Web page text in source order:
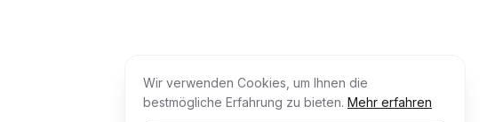
Wir verwenden Cookies, um Ihnen die
bestmögliche Erfahrung zu bieten. Mehr erfahren